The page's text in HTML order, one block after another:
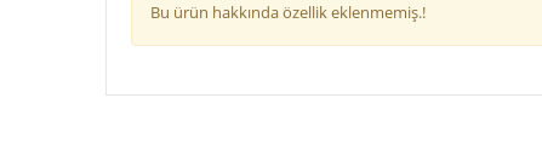
Bu ürün hakkında özellik eklenmemiş.!